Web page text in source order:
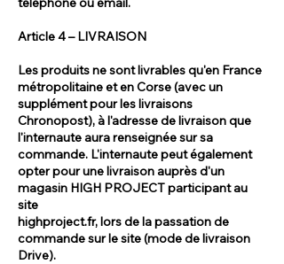
Article 4 – LIVRAISON
Les produits ne sont livrables qu'en France
métropolitaine et en Corse (avec un
supplément pour les livraisons
Chronopost), à l'adresse de livraison que
l'internaute aura renseignée sur sa
commande. L'internaute peut également
opter pour une livraison auprès d'un
magasin HIGH PROJECT participant au
site
highproject.fr, lors de la passation de
commande sur le site (mode de livraison
Drive).